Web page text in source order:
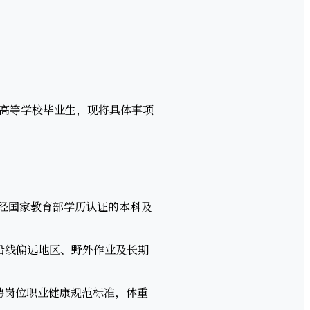
学校毕业生，现将具体事项
家教育部学历认证的本科及
偏远地区、野外作业及长期
位职业健康规范标准，体重